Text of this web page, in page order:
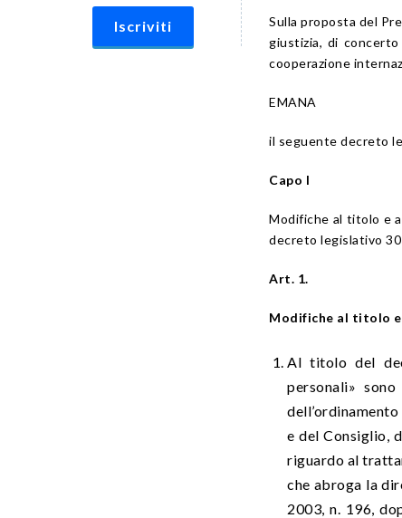
Sulla proposta del
giustizia, di
cooperazione
EMANA
il seguente decreto
Capo I
Modifiche al titolo e
decreto legislativo
Art. 1.
Modifiche al titolo e
Al titolo del
personali»
e del Consiglio,
riguardo al
che abroga la
2003, n. 196,